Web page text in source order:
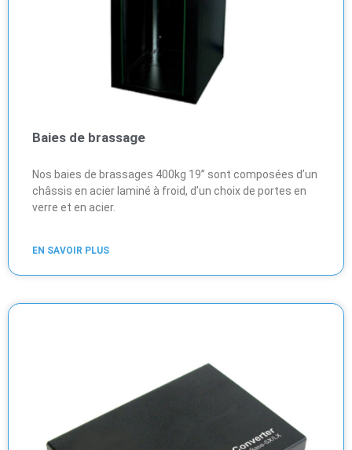
Baies de brassage
Nos baies de brassages 400kg 19’’ sont composées d’un
châssis en acier laminé à froid, d’un choix de portes en
verre et en acier.
EN SAVOIR PLUS